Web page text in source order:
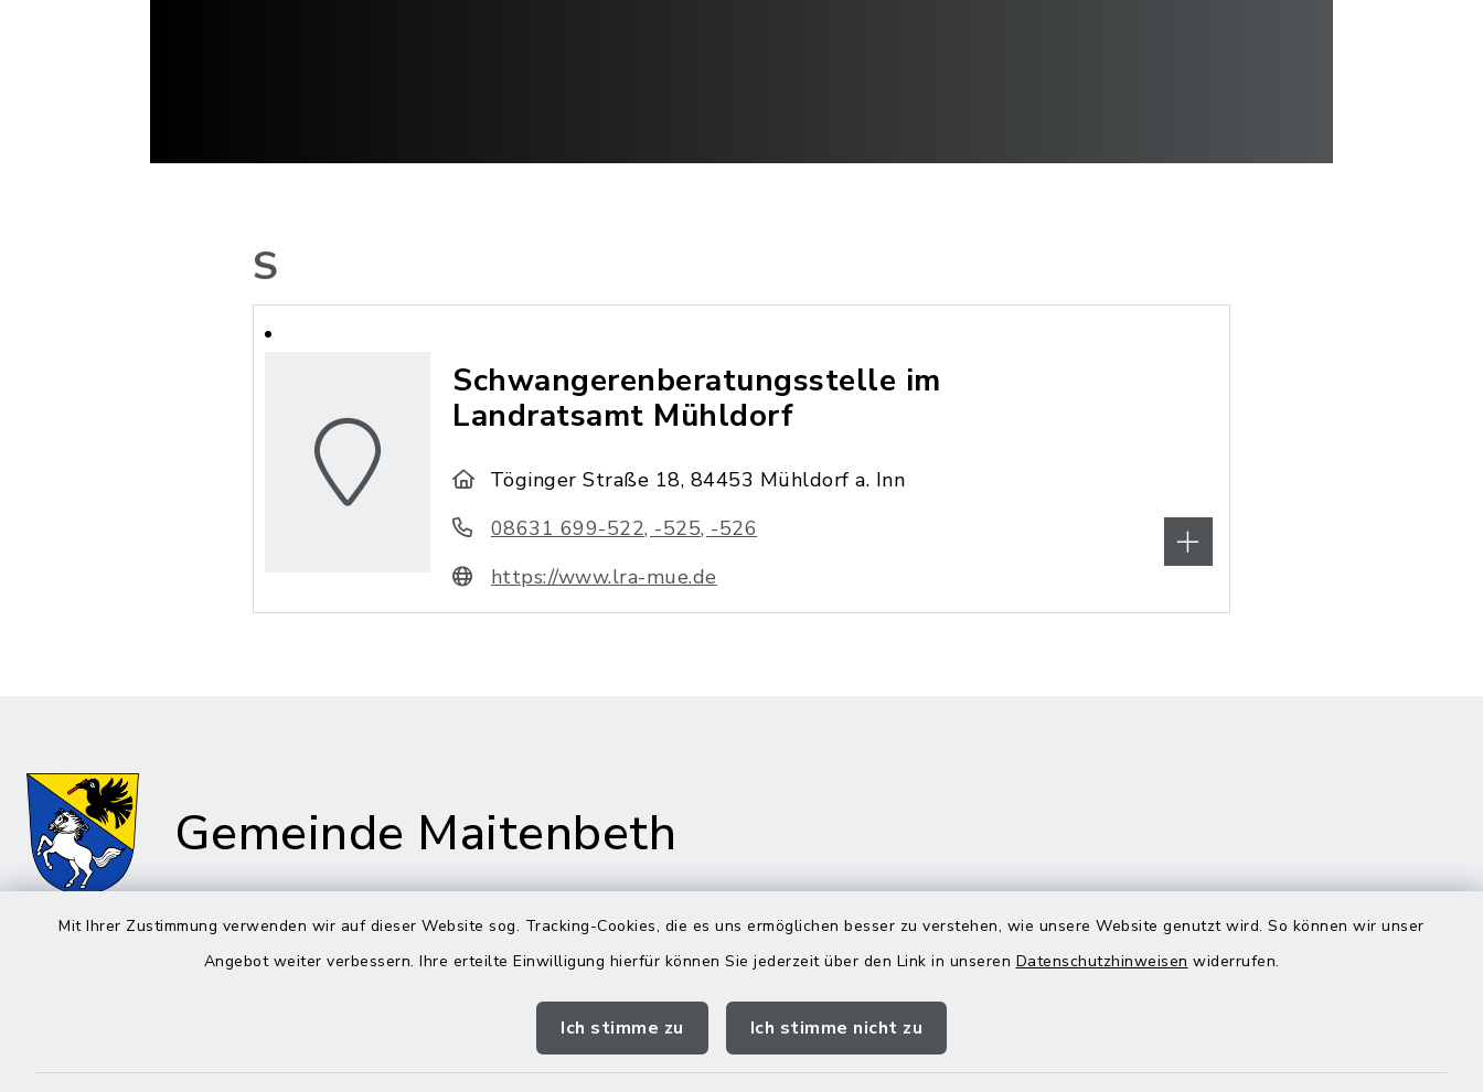
Mit Ihrer Zustimmung verwenden wir auf dieser Website sog. Tracking-Cookies, die es uns ermöglichen besser zu verstehen, wie unsere Website genutzt wird. So können wir unser
Angebot weiter verbessern. Ihre erteilte Einwilligung hierfür können Sie jederzeit über den Link in unseren Datenschutzhinweisen widerrufen.
Ich stimme zu Ich stimme nicht zu
S
Schwangerenberatungsstelle im
Landratsamt Mühldorf
Töginger Straße 18, 84453 Mühldorf a. Inn
08631 699-522, -525, -526
https://www.lra-mue.de
Gemeinde Maitenbeth
Rathaus in Maitenbeth Öffnungszeiten Rathaus in
Rechtmehring
Korbiniansweg 3
Quicklinks